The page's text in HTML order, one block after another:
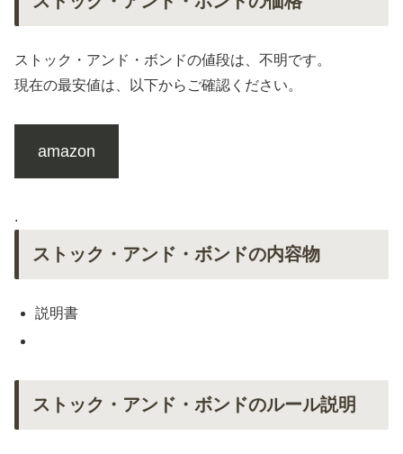
ストック・アンド・ボンドの値段は、不明です。
現在の最安値は、以下からご確認ください。
amazon
.
ストック・アンド・ボンドの内容物
説明書
ストック・アンド・ボンドのルール説明